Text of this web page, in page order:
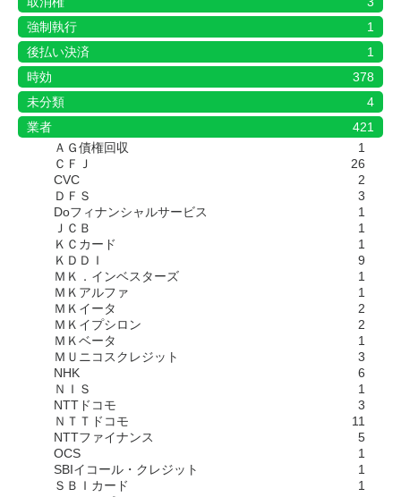
強制執行
1
後払い決済
1
時効
378
未分類
4
業者
421
ＡＧ債権回収
1
ＣＦＪ
26
CVC
2
ＤＦＳ
3
Doフィナンシャルサービス
1
ＪＣＢ
1
ＫＣカード
1
ＫＤＤＩ
9
ＭＫ．インベスターズ
1
ＭＫアルファ
1
ＭＫイータ
2
ＭＫイプシロン
2
ＭＫベータ
1
ＭＵニコスクレジット
3
NHK
6
ＮＩＳ
1
NTTドコモ
3
ＮＴＴドコモ
11
NTTファイナンス
5
OCS
1
SBIイコール・クレジット
1
ＳＢＩカード
1